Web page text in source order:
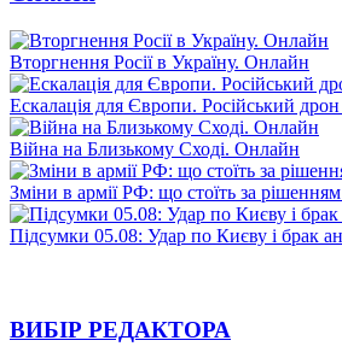
Вторгнення Росії в Україну. Онлайн
Ескалація для Європи. Російський
Війна на Близькому Сході. Онлайн
Зміни в армії РФ: що стоїть за
Підсумки 05.08: Удар по Києву і брак
ВИБІР РЕДАКТОРА